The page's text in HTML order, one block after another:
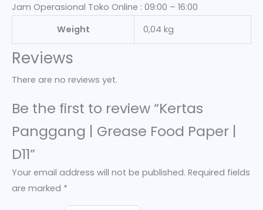
Jam Operasional Toko Online : 09:00 – 16:00
Weight
0,04 kg
Reviews
There are no reviews yet.
Be the first to review “Kertas
Panggang | Grease Food Paper |
D11”
Your email address will not be published. Required fields
are marked *